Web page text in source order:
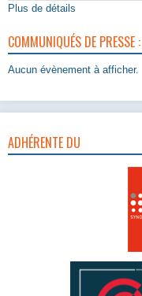
Plus de détails
COMMUNIQUÉS DE PRESSE :
Aucun évènement à afficher.
ADHÉRENTE DU